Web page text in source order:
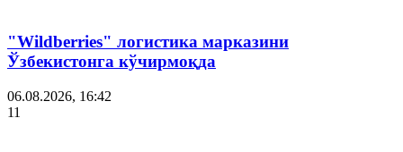
"Wildberries" логистика марказини
Ўзбекистонга кўчирмоқда
06.08.2026, 16:42
11